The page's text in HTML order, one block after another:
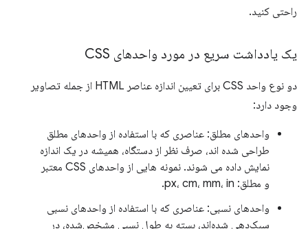
راحتی کنید.
یک یادداشت سریع در مورد واحدهای CSS
دو نوع واحد CSS برای تعیین اندازه عناصر HTML از جمله تصاویر
وجود دارد:
واحدهای مطلق: عناصری که با استفاده از واحدهای مطلق
طراحی شده اند، صرف نظر از دستگاه، همیشه در یک اندازه
نمایش داده می شوند. نمونه هایی از واحدهای CSS معتبر
و مطلق: px، cm، mm، in.
واحدهای نسبی: عناصری که با استفاده از واحدهای نسبی
سبک‌دهی شده‌اند، بسته به طول نسبی مشخص‌شده، در